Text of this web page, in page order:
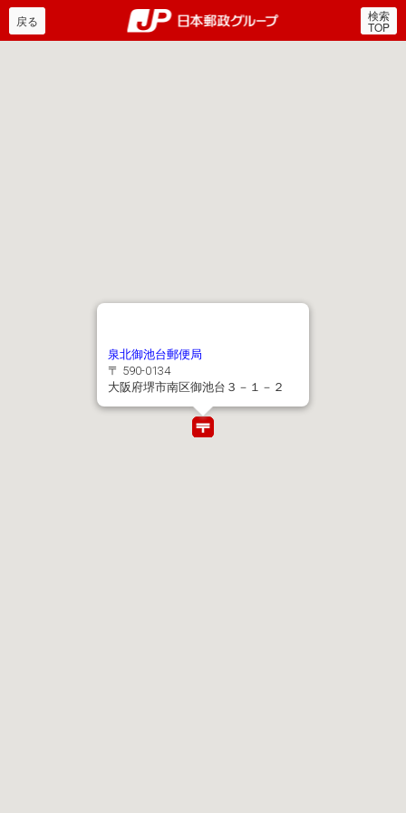
郵便局・日本郵政グルー
戻る 検索
TOP
泉北御池台郵便局
〒 590-0134
大阪府堺市南区御池台３－１－２